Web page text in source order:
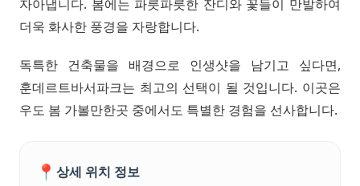
자아냅니다. 봄에는 파릇파릇한 잔디와 꽃들이 만발하여
더욱 화사한 풍경을 자랑합니다.
독특한 건축물을 배경으로 인생샷을 남기고 싶다면,
훈데르트바서파크는 최고의 선택이 될 것입니다. 이곳은
우도 봄 가볼만한곳 중에서도 특별한 경험을 선사합니다.
📍 상세 위치 정보